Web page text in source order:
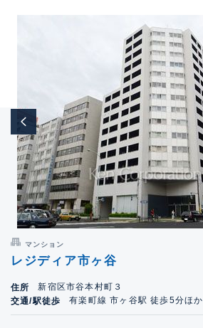
マンション
レジディア市ヶ谷
住所
新宿区市谷本村町３
交通/駅徒歩
有楽町線 市ヶ谷駅 徒歩5分ほか